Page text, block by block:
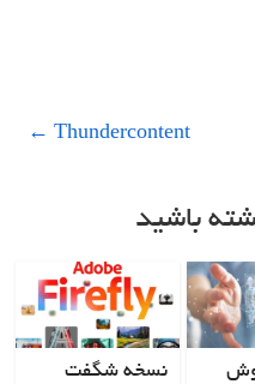
Thundercontent
←
باشید
نسخه شگفت